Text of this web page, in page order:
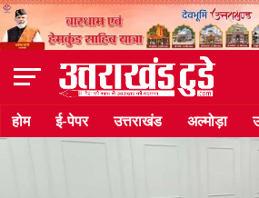
होम ई-पेपर उत्तराखंड अल्मोड़ा